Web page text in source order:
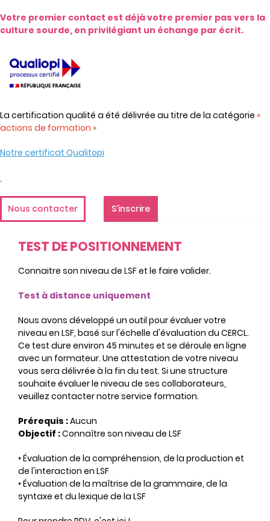
Votre premier contact est déjà votre premier pas vers la
culture sourde, en privilégiant un échange par écrit.
La certification qualité a été délivrée au titre de la catégorie «
actions de formation »
Notre certificat Qualitopi
Nous contacter S'inscrire
TEST DE POSITIONNEMENT
Connaitre son niveau de LSF et le faire valider.
Test à distance uniquement
Nous avons développé un outil pour évaluer votre
niveau en LSF, basé sur l'échelle d'évaluation du CERCL.
Ce test dure environ 45 minutes et se déroule en ligne
avec un formateur. Une attestation de votre niveau
vous sera délivrée à la fin du test. Si une structure
souhaite évaluer le niveau de ses collaborateurs,
veuillez contacter notre service formation.
Prérequis :Aucun
Objectif :Connaître son niveau de LSF
• Évaluation de la compréhension, de la production et
de l'interaction en LSF
• Évaluation de la maîtrise de la grammaire, de la
syntaxe et du lexique de la LSF